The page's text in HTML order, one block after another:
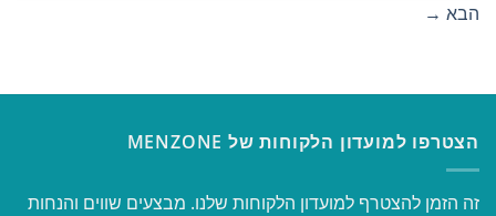
הבא →
הצטרפו למועדון הלקוחות של MENZONE
זה הזמן להצטרף למועדון הלקוחות שלנו. מבצעים שווים והנחות